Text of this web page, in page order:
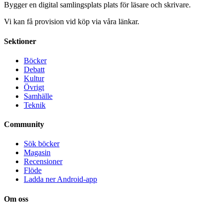
Bygger en digital samlingsplats plats för läsare och skrivare.
Vi kan få provision vid köp via våra länkar.
Sektioner
Böcker
Debatt
Kultur
Övrigt
Samhälle
Teknik
Community
Sök böcker
Magasin
Recensioner
Flöde
Ladda ner Android-app
Om oss